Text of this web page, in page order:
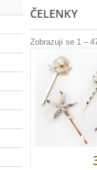
ČELENKY
Zobrazují se 1 –